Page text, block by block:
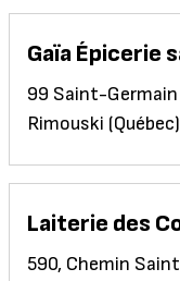
Gaïa Épicerie
99 Saint-
Rimouski
Laiterie des
590, Chemin